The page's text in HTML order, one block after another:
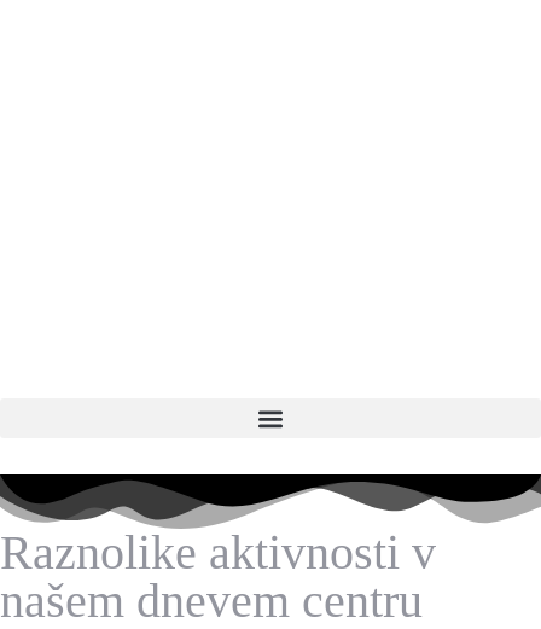
Raznolike aktivnosti v
našem dnevem centru